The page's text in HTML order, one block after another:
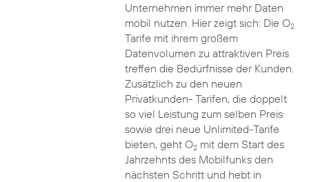
Unternehmen immer mehr Daten
mobil nutzen. Hier zeigt sich: Die O2
Tarife mit ihrem großem
Datenvolumen zu attraktiven Preis
treffen die Bedürfnisse der Kunden.
Zusätzlich zu den neuen
Privatkunden- Tarifen, die doppelt
so viel Leistung zum selben Preis
sowie drei neue Unlimited-Tarife
bieten, geht O2mit dem Start des
Jahrzehnts des Mobilfunks den
nächsten Schritt und hebt in